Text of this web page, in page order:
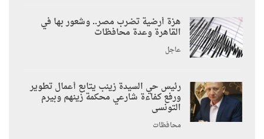
هزة أرضية تضرب مصر.. وشعور بها في
القاهرة وعدة محافظات
عاجل
رئيس حي السيدة زينب يتابع أعمال تطوير
ورفع كفاءة شارعي محكمة زينهم وبيرم
التونسى
محافظات